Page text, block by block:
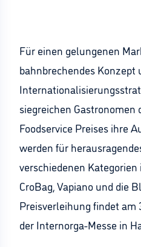
Für einen gelungenen
bahnbrechendes Konzept
siegreichen Gastronomen
Foodservice Preises ihre
werden für
verschiedenen Kategorien
CroBag, Vapiano und die
Preisverleihung findet am
der Internorga-Messe in